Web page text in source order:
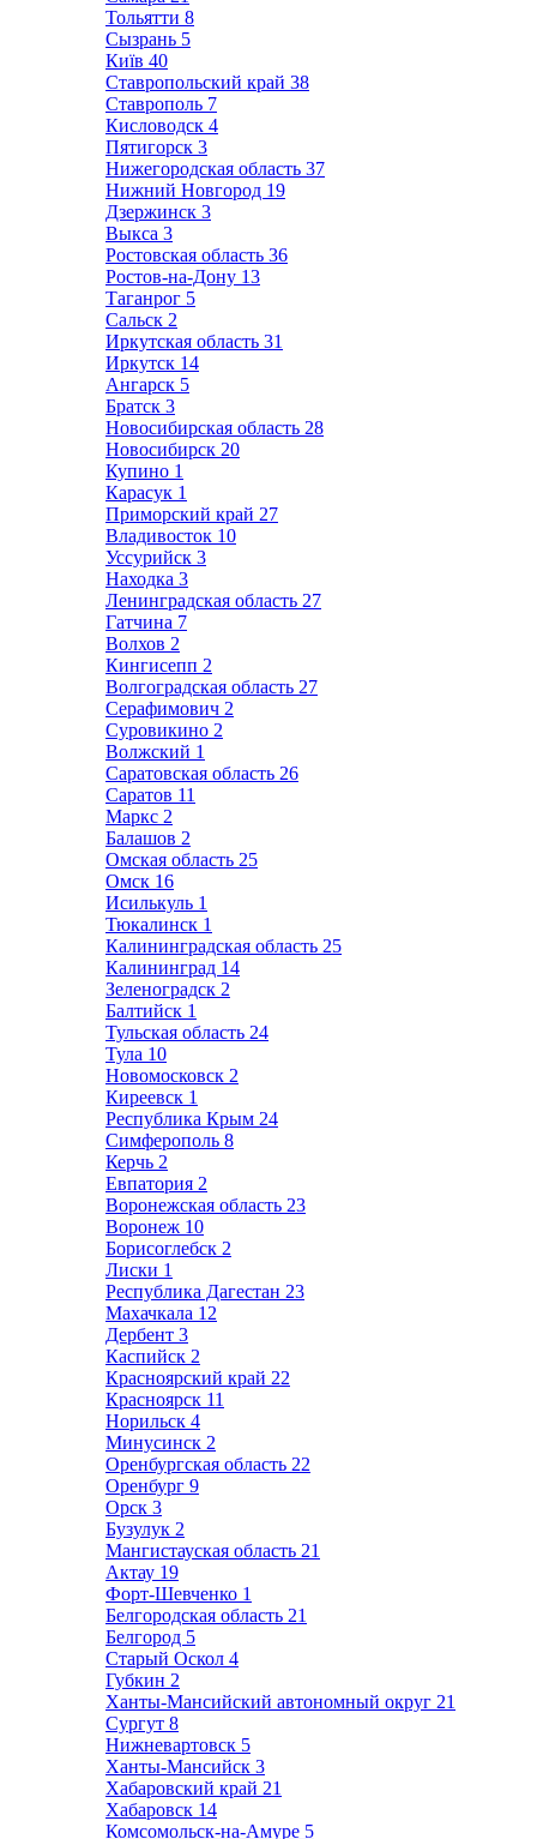
Тольятти 8
Сызрань 5
Київ 40
Ставропольский край 38
Ставрополь 7
Кисловодск 4
Пятигорск 3
Нижегородская область 37
Нижний Новгород 19
Дзержинск 3
Выкса 3
Ростовская область 36
Ростов-на-Дону 13
Таганрог 5
Сальск 2
Иркутская область 31
Иркутск 14
Ангарск 5
Братск 3
Новосибирская область 28
Новосибирск 20
Купино 1
Карасук 1
Приморский край 27
Владивосток 10
Уссурийск 3
Находка 3
Ленинградская область 27
Гатчина 7
Волхов 2
Кингисепп 2
Волгоградская область 27
Серафимович 2
Суровикино 2
Волжский 1
Саратовская область 26
Саратов 11
Маркс 2
Балашов 2
Омская область 25
Омск 16
Исилькуль 1
Тюкалинск 1
Калининградская область 25
Калининград 14
Зеленоградск 2
Балтийск 1
Тульская область 24
Тула 10
Новомосковск 2
Киреевск 1
Республика Крым 24
Симферополь 8
Керчь 2
Евпатория 2
Воронежская область 23
Воронеж 10
Борисоглебск 2
Лиски 1
Республика Дагестан 23
Махачкала 12
Дербент 3
Каспийск 2
Красноярский край 22
Красноярск 11
Норильск 4
Минусинск 2
Оренбургская область 22
Оренбург 9
Орск 3
Бузулук 2
Мангистауская область 21
Актау 19
Форт-Шевченко 1
Белгородская область 21
Белгород 5
Старый Оскол 4
Губкин 2
Ханты-Мансийский автономный округ 21
Сургут 8
Нижневартовск 5
Ханты-Мансийск 3
Хабаровский край 21
Хабаровск 14
Комсомольск-на-Амуре 5